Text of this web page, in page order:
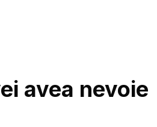
avea nevoie